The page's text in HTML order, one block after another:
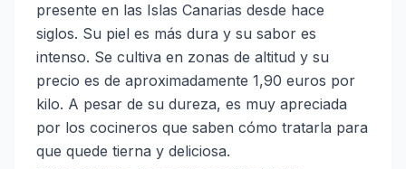
presente en las Islas Canarias desde hace
siglos. Su piel es más dura y su sabor es
intenso. Se cultiva en zonas de altitud y su
precio es de aproximadamente 1,90 euros por
kilo. A pesar de su dureza, es muy apreciada
por los cocineros que saben cómo tratarla para
que quede tierna y deliciosa.